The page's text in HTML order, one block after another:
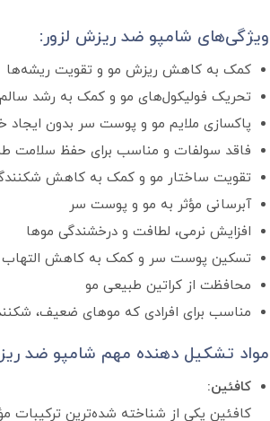
ویژگی‌های شامپو ضد ریزش لزور:
کمک به کاهش ریزش مو و تقویت ریشه‌ها
تحریک فولیکول‌های مو و کمک به رشد
پاکسازی ملایم مو و پوست سر بدون ایجاد
فاقد سولفات و مناسب برای حفظ سلامت
تقویت ساختار مو و کمک به کاهش
آبرسانی مؤثر به مو و پوست سر
افزایش نرمی، لطافت و درخشندگی موها
تسکین پوست سر و کمک به کاهش
محافظت از کراتین طبیعی مو
مناسب برای افرادی که موهای ضعیف،
مواد تشکیل‌ دهنده مهم شامپو ضد
کافئین:
کافئین یکی از شناخته‌ شده‌ترین